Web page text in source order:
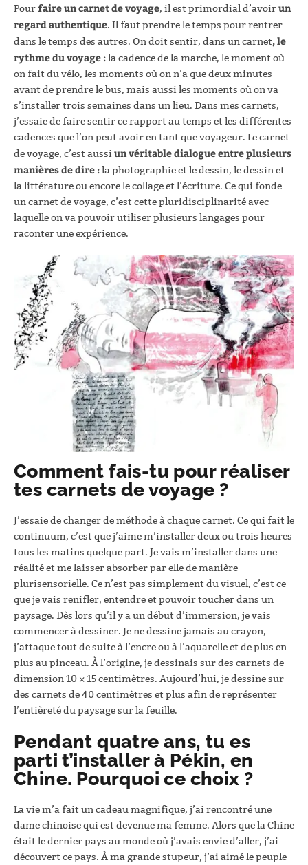
Pourfaire un carnet de voyage, il est primordial d’avoirun
regard authentique. Il faut prendre le temps pour rentrer
dans le temps des autres. On doit sentir, dans un carnet, le
rythme du voyage :la cadence de la marche, le moment où
on fait du vélo, les moments où on n’a que deux minutes
avant de prendre le bus, mais aussi les moments où on va
s’installer trois semaines dans un lieu. Dans mes carnets,
j’essaie de faire sentir ce rapport au temps et les différentes
cadences que l’on peut avoir en tant que voyageur. Le carnet
de voyage, c’est aussiun véritable dialogue entre plusieurs
manières de dire :la photographie et le dessin, le dessin et
la littérature ou encore le collage et l’écriture. Ce qui fonde
un carnet de voyage, c’est cette pluridisciplinarité avec
laquelle on va pouvoir utiliser plusieurs langages pour
raconter une expérience.
Comment fais-tu pour réaliser
tes carnets de voyage ?
J’essaie de changer de méthode à chaque carnet. Ce qui fait le
continuum, c’est que j’aime m’installer deux ou trois heures
tous les matins quelque part. Je vais m’installer dans une
réalité et me laisser absorber par elle de manière
plurisensorielle. Ce n’est pas simplement du visuel, c’est ce
que je vais renifler, entendre et pouvoir toucher dans un
paysage. Dès lors qu’il y a un début d’immersion, je vais
commencer à dessiner. Je ne dessine jamais au crayon,
j’attaque tout de suite à l’encre ou à l’aquarelle et de plus en
plus au pinceau. À l’origine, je dessinais sur des carnets de
dimension 10 × 15 centimètres. Aujourd’hui, je dessine sur
des carnets de 40 centimètres et plus afin de représenter
l’entièreté du paysage sur la feuille.
Pendant quatre ans, tu es
parti t’installer à Pékin, en
Chine. Pourquoi ce choix ?
La vie m’a fait un cadeau magnifique, j’ai rencontré une
dame chinoise qui est devenue ma femme. Alors que la Chine
était le dernier pays au monde où j’avais envie d’aller, j’ai
découvert ce pays. À ma grande stupeur, j’ai aimé le peuple